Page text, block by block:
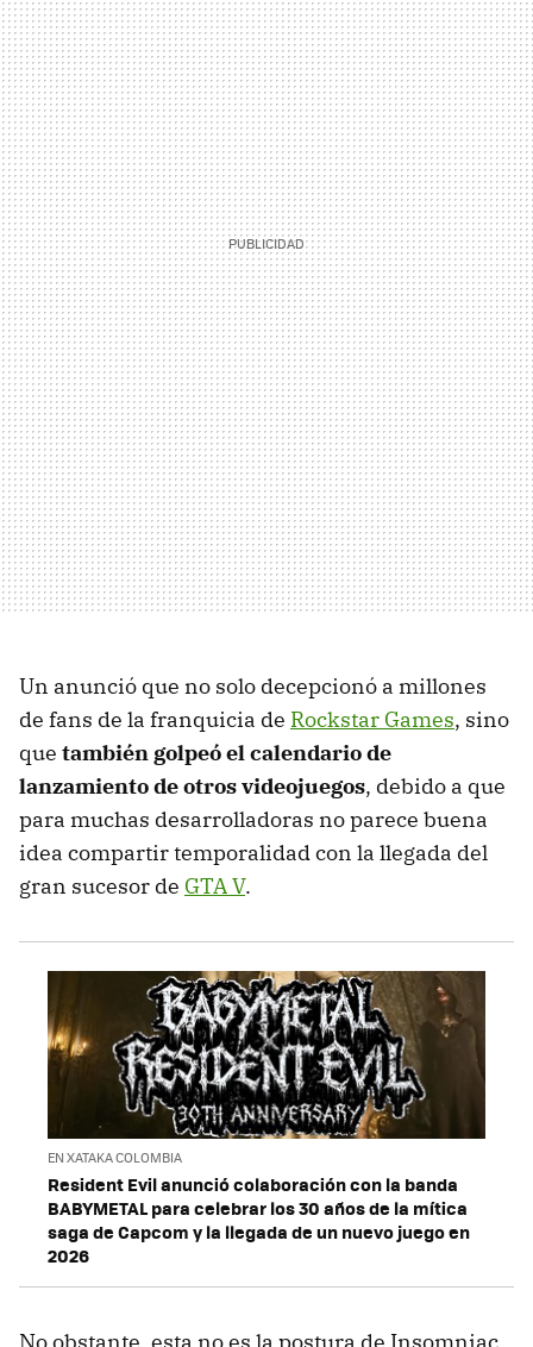
Un anunció que no solo decepcionó a millones
de fans de la franquicia de Rockstar Games, sino
que también golpeó el calendario de
lanzamiento de otros videojuegos, debido a que
para muchas desarrolladoras no parece buena
idea compartir temporalidad con la llegada del
gran sucesor de GTA V.
EN XATAKA COLOMBIA
Resident Evil anunció colaboración con la banda
BABYMETAL para celebrar los 30 años de la mítica
saga de Capcom y la llegada de un nuevo juego en
2026